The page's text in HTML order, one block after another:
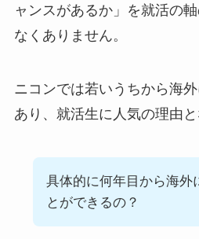
ャンスがあるか」を就活の
なくありません。
ニコンでは若いうちから海
あり、就活生に人気の理由と
具体的に何年目から海外
とができるの？